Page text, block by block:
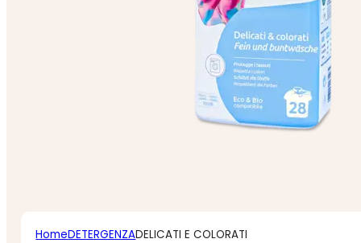
HomeDETERGENZADELICATI E COLORATI